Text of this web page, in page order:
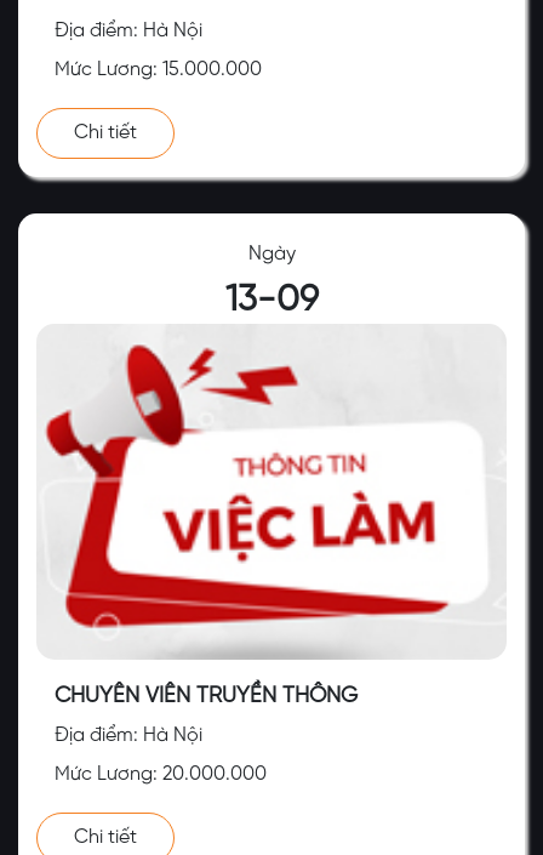
Địa điểm: Hà Nội
Mức Lương: 15.000.000
Chi tiết
Ngày
13-09
CHUYÊN VIÊN TRUYỀN THÔNG
Địa điểm: Hà Nội
Mức Lương: 20.000.000
Chi tiết